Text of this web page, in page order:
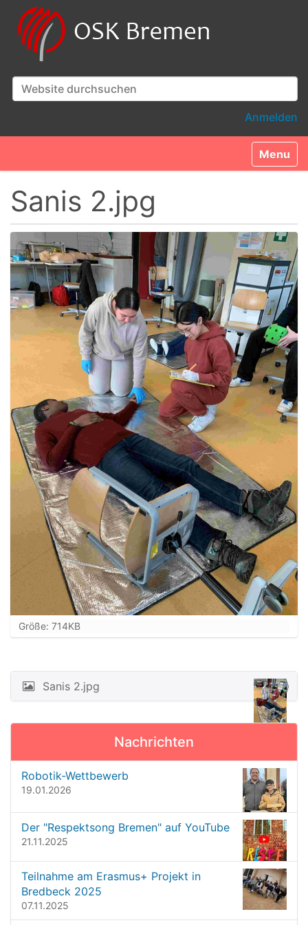
Website durchsuchen
Anmelden
Toggle
Sanis 2.jpg
Z
e
e
B
l
n
v
o
e
G
r
ö
ß
Größe: 714KB
N
v
g
a
i
o
n
Sanis 2.jpg
Nachrichten
Robotik-Wettbewerb
19.01.2026
Der "Respektsong Bremen" auf YouTube
21.11.2025
Teilnahme am Erasmus+ Projekt in
Bredbeck 2025
07.11.2025